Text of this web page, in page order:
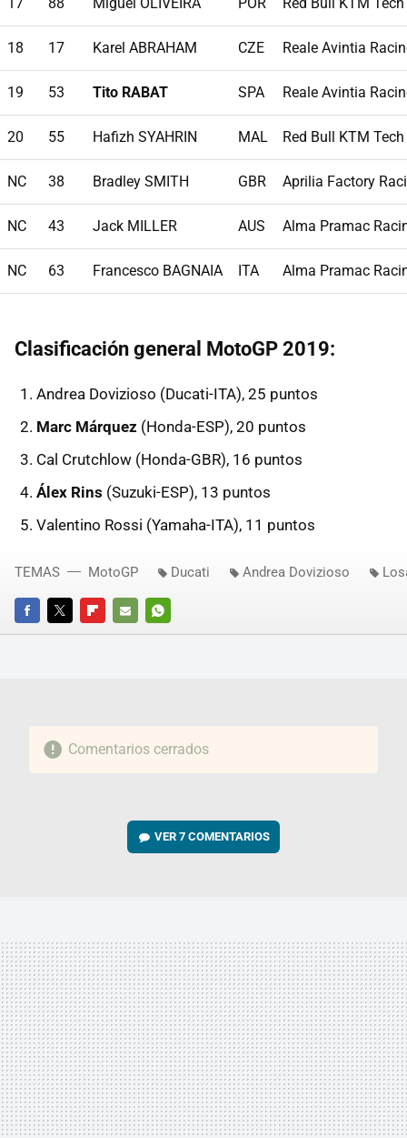
17 88 Miguel OLIVEIRA POR Red Bull KTM
18 17 Karel ABRAHAM CZE Reale Avintia
19 53 Tito RABAT SPA Reale Avintia
20 55 Hafizh SYAHRIN MAL Red Bull KTM
NC 38 Bradley SMITH GBR Aprilia Factory
NC 43 Jack MILLER AUS Alma Pramac
NC 63 Francesco BAGNAIA ITA Alma Pramac
Clasificación general MotoGP 2019:
Andrea Dovizioso (Ducati-ITA), 25 puntos
Marc Márquez (Honda-ESP), 20 puntos
Cal Crutchlow (Honda-GBR), 16 puntos
Álex Rins (Suzuki-ESP), 13 puntos
Valentino Rossi (Yamaha-ITA), 11 puntos
FACEBOOKTWITTERFLIPBOARD
E-
WHATSAPP
TEMAS MotoGP Ducati Andrea Dovizioso
Comentarios cerrados
VER7 COMENTARIOS